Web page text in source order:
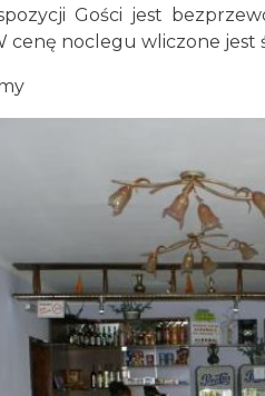
Gości jest
cenę noclegu wliczone jest